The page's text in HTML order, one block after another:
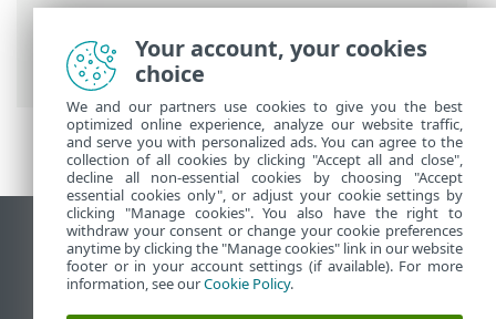
ESET Online pomocník>ESET Safe Server
Práca s programom ESET Safe Server>
Kontrola počítača
Zobraziť stránku ako na počítači
End of Life
Databáza znalostí ESET
Your account, your cookies
choice
We and our partners use cookies to give you the best
optimized online experience, analyze our website traffic,
and serve you with personalized ads. You can agree to the
collection of all cookies by clicking "Accept all and close",
decline all non-essential cookies by choosing "Accept
essential cookies only", or adjust your cookie settings by
clicking "Manage cookies". You also have the right to
withdraw your consent or change your cookie preferences
anytime by clicking the "Manage cookies" link in our website
footer or in your account settings (if available). For more
information, see ourCookie Policy.